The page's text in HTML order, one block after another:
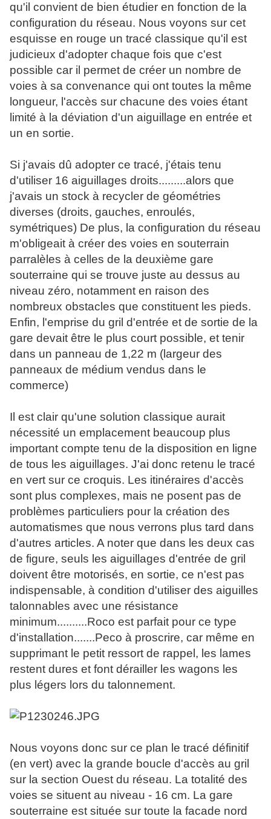
qu'il convient de bien étudier en fonction de la
configuration du réseau. Nous voyons sur cet
esquisse en rouge un tracé classique qu'il est
judicieux d'adopter chaque fois que c'est
possible car il permet de créer un nombre de
voies à sa convenance qui ont toutes la même
longueur, l'accès sur chacune des voies étant
limité à la déviation d'un aiguillage en entrée et
un en sortie.
Si j'avais dû adopter ce tracé, j'étais tenu
d'utiliser 16 aiguillages droits.........alors que
j'avais un stock à recycler de géométries
diverses (droits, gauches, enroulés,
symétriques) De plus, la configuration du réseau
m'obligeait à créer des voies en souterrain
parralèles à celles de la deuxième gare
souterraine qui se trouve juste au dessus au
niveau zéro, notamment en raison des
nombreux obstacles que constituent les pieds.
Enfin, l'emprise du gril d'entrée et de sortie de la
gare devait être le plus court possible, et tenir
dans un panneau de 1,22 m (largeur des
panneaux de médium vendus dans le
commerce)
Il est clair qu'une solution classique aurait
nécessité un emplacement beaucoup plus
important compte tenu de la disposition en ligne
de tous les aiguillages. J'ai donc retenu le tracé
en vert sur ce croquis. Les itinéraires d'accès
sont plus complexes, mais ne posent pas de
problèmes particuliers pour la création des
automatismes que nous verrons plus tard dans
d'autres articles. A noter que dans les deux cas
de figure, seuls les aiguillages d'entrée de gril
doivent être motorisés, en sortie, ce n'est pas
indispensable, à condition d'utiliser des aiguilles
talonnables avec une résistance
minimum..........Roco est parfait pour ce type
d'installation.......Peco à proscrire, car même en
supprimant le petit ressort de rappel, les lames
restent dures et font dérailler les wagons les
plus légers lors du talonnement.
Nous voyons donc sur ce plan le tracé définitif
(en vert) avec la grande boucle d'accès au gril
sur la section Ouest du réseau. La totalité des
voies se situent au niveau - 16 cm. La gare
souterraine est située sur toute la facade nord